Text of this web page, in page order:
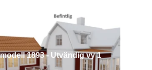
1893 - Utvändig vy 1